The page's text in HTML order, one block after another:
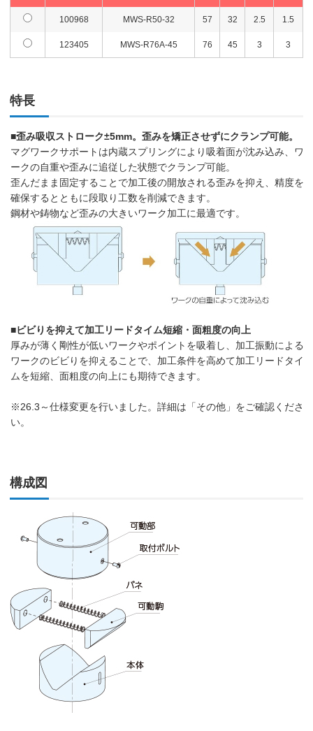
100968 MWS-R50-32 57 32 2.5 1.5
123405 MWS-R76A-45 76 45 3 3
特長
■歪み吸収ストローク±5mm。歪みを矯正させずにクランプ可能。
マグワークサポートは内蔵スプリングにより吸着面が沈み込み、ワ
ークの自重や歪みに追従した状態でクランプ可能。
歪んだまま固定することで加工後の開放される歪みを抑え、精度を
確保するとともに段取り工数を削減できます。
鋼材や鋳物など歪みの大きいワーク加工に最適です。
■ビビりを抑えて加工リードタイム短縮・面粗度の向上
厚みが薄く剛性が低いワークやポイントを吸着し、加工振動による
ワークのビビりを抑えることで、加工条件を高めて加工リードタイ
ムを短縮、面粗度の向上にも期待できます。
※26.3～仕様変更を行いました。詳細は「その他」をご確認くださ
い。
構成図